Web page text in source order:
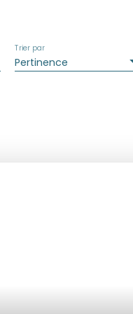
Pertinence
Trier par